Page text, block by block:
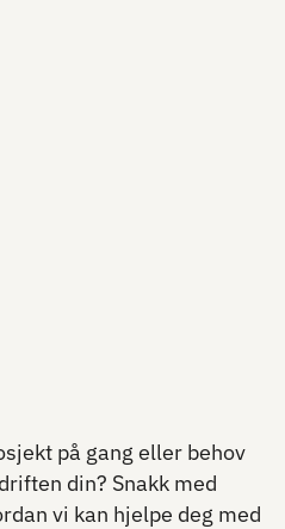
på gang eller behov
din? Snakk med
vi kan hjelpe deg med